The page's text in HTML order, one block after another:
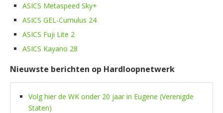
ASICS Metaspeed Sky+
ASICS GEL-Cumulus 24
ASICS Fuji Lite 2
ASICS Kayano 28
Nieuwste berichten op Hardloopnetwerk
Volg hier de WK onder 20 jaar in Eugene (Verenigde
Staten)